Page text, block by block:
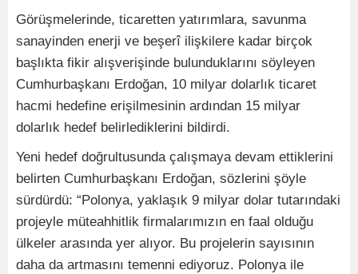
Görüşmelerinde, ticaretten yatırımlara, savunma
sanayinden enerji ve beşerî ilişkilere kadar birçok
başlıkta fikir alışverişinde bulunduklarını söyleyen
Cumhurbaşkanı Erdoğan, 10 milyar dolarlık ticaret
hacmi hedefine erişilmesinin ardından 15 milyar
dolarlık hedef belirlediklerini bildirdi.
Yeni hedef doğrultusunda çalışmaya devam ettiklerini
belirten Cumhurbaşkanı Erdoğan, sözlerini şöyle
sürdürdü: “Polonya, yaklaşık 9 milyar dolar tutarındaki
projeyle müteahhitlik firmalarımızın en faal olduğu
ülkeler arasında yer alıyor. Bu projelerin sayısının
daha da artmasını temenni ediyoruz. Polonya ile